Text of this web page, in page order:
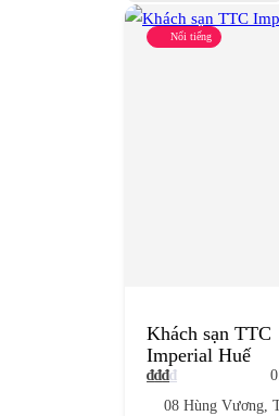
Nổi tiếng
Khách sạn TTC
Imperial Huế
₫₫₫₫
08 Hùng Vương,